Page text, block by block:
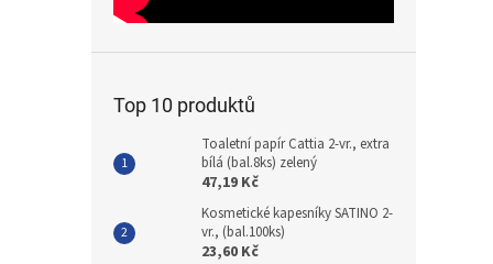
Top 10 produktů
Toaletní papír Cattia 2-vr., extra
bílá (bal.8ks) zelený
47,19 Kč
Kosmetické kapesníky SATINO 2-
vr., (bal.100ks)
23,60 Kč